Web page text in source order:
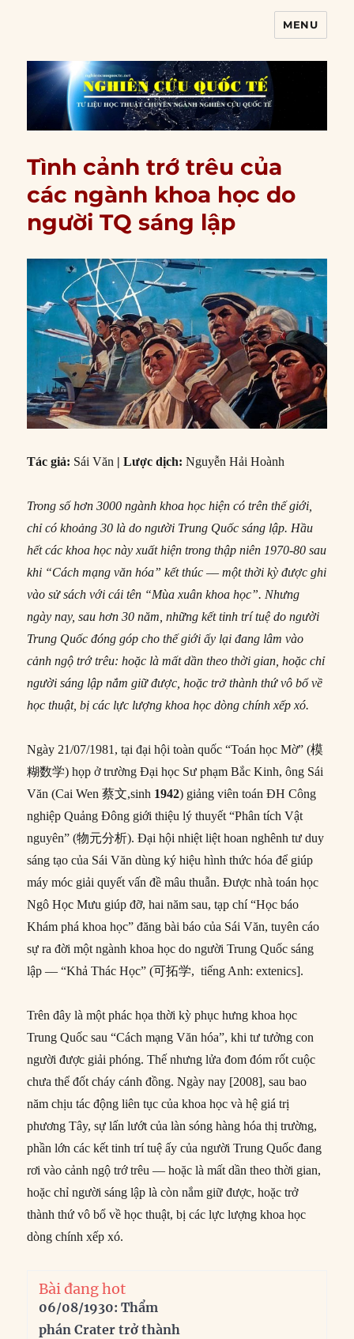
MENU
Tình cảnh trớ trêu của
các ngành khoa học do
người TQ sáng lập
Tác giả: Sái Văn | Lược dịch:Nguyễn Hải Hoành
Trong số hơn 3000 ngành khoa học hiện có trên thế giới,
chỉ có khoảng 30 là do người Trung Quốc sáng lập. Hầu
hết các khoa học này xuất hiện trong thập niên 1970-80 sau
khi “Cách mạng văn hóa” kết thúc –– một thời kỳ được ghi
vào sử sách với cái tên “Mùa xuân khoa học”. Nhưng
ngày nay, sau hơn 30 năm, những kết tinh trí tuệ do người
Trung Quốc đóng góp cho thế giới ấy lại đang lâm vào
cảnh ngộ trớ trêu: hoặc là mất dần theo thời gian, hoặc chỉ
người sáng lập nắm giữ được, hoặc trở thành thứ vô bổ về
học thuật, bị các lực lượng khoa học dòng chính xếp xó.
Ngày 21/07/1981, tại đại hội toàn quốc “Toán học Mờ” (模
糊数学) họp ở trường Đại học Sư phạm Bắc Kinh, ông Sái
Văn (Cai Wen 蔡文,sinh 1942) giảng viên toán ĐH Công
nghiệp Quảng Đông giới thiệu lý thuyết “Phân tích Vật
nguyên” (物元分析). Đại hội nhiệt liệt hoan nghênh tư duy
sáng tạo của Sái Văn dùng ký hiệu hình thức hóa để giúp
máy móc giải quyết vấn đề mâu thuẫn. Được nhà toán học
Ngô Học Mưu giúp đỡ, hai năm sau, tạp chí “Học báo
Khám phá khoa học” đăng bài báo của Sái Văn, tuyên cáo
sự ra đời một ngành khoa học do người Trung Quốc sáng
lập –– “Khả Thác Học” (可拓学, tiếng Anh: extenics].
Trên đây là một phác họa thời kỳ phục hưng khoa học
Trung Quốc sau “Cách mạng Văn hóa”, khi tư tưởng con
người được giải phóng. Thế nhưng lửa đom đóm rốt cuộc
chưa thể đốt cháy cánh đồng. Ngày nay [2008], sau bao
năm chịu tác động liên tục của khoa học và hệ giá trị
phương Tây, sự lấn lướt của làn sóng hàng hóa thị trường,
phần lớn các kết tinh trí tuệ ấy của người Trung Quốc đang
rơi vào cảnh ngộ trớ trêu –– hoặc là mất dần theo thời gian,
hoặc chỉ người sáng lập là còn nắm giữ được, hoặc trở
thành thứ vô bổ về học thuật, bị các lực lượng khoa học
dòng chính xếp xó.
Bài đang hot
06/08/1930: Thẩm
phán Crater trở thành